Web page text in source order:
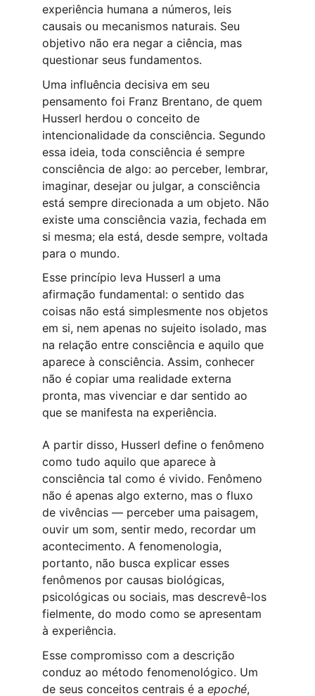
experiência humana a números, leis
causais ou mecanismos naturais. Seu
objetivo não era negar a ciência, mas
questionar seus fundamentos.
Uma influência decisiva em seu
pensamento foi Franz Brentano, de quem
Husserl herdou o conceito de
intencionalidade da consciência. Segundo
essa ideia, toda consciência é sempre
consciência de algo: ao perceber, lembrar,
imaginar, desejar ou julgar, a consciência
está sempre direcionada a um objeto. Não
existe uma consciência vazia, fechada em
si mesma; ela está, desde sempre, voltada
para o mundo.
Esse princípio leva Husserl a uma
afirmação fundamental: o sentido das
coisas não está simplesmente nos objetos
em si, nem apenas no sujeito isolado, mas
na relação entre consciência e aquilo que
aparece à consciência. Assim, conhecer
não é copiar uma realidade externa
pronta, mas vivenciar e dar sentido ao
que se manifesta na experiência.
A partir disso, Husserl define o fenômeno
como tudo aquilo que aparece à
consciência tal como é vivido. Fenômeno
não é apenas algo externo, mas o fluxo
de vivências — perceber uma paisagem,
ouvir um som, sentir medo, recordar um
acontecimento. A fenomenologia,
portanto, não busca explicar esses
fenômenos por causas biológicas,
psicológicas ou sociais, mas descrevê-los
fielmente, do modo como se apresentam
à experiência.
Esse compromisso com a descrição
conduz ao método fenomenológico. Um
de seus conceitos centrais é a epoché,